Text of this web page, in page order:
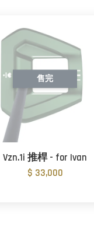
售完
Vzn.1i 推桿 - for Ivan
$ 33,000